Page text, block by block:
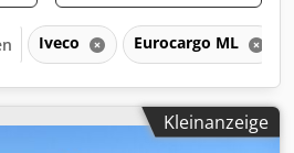
Iveco Eurocargo ML
Kleinanzeige